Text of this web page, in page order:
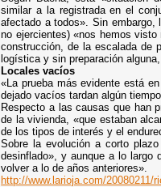
similar a la registrada en el
afectado a todos». Sin
no ejercientes) «nos hemos
construcción, de la escalada de
logística y sin preparación
Locales vacíos
«La prueba más evidente está
dejado vacíos tardan algún
Respecto a las causas que han
de la vivienda, «que estaban
de los tipos de interés y el
Sobre la evolución a corto
desinflado», y aunque a lo largo
volver a lo de años anteriores».
http://www.larioja.com/20080211/